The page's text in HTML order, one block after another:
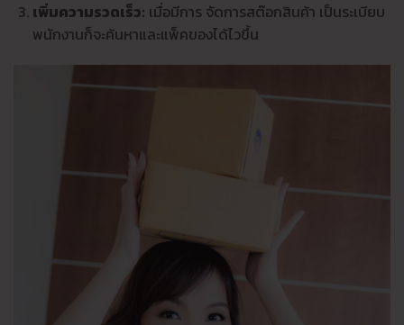
เพิ่มความรวดเร็ว: เมื่อมีการ จัดการสต๊อกสินค้า เป็นระเบียบ
พนักงานก็จะค้นหาและแพ็คของได้ไวขึ้น